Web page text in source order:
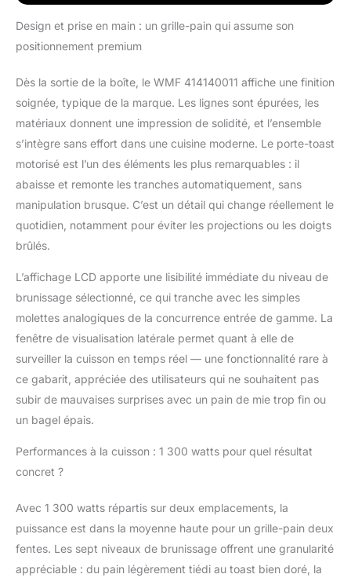
Design et prise en main : un grille-pain qui assume son
positionnement premium
Dès la sortie de la boîte, le WMF 414140011 affiche une finition
soignée, typique de la marque. Les lignes sont épurées, les
matériaux donnent une impression de solidité, et l’ensemble
s’intègre sans effort dans une cuisine moderne. Le porte-toast
motorisé est l’un des éléments les plus remarquables : il
abaisse et remonte les tranches automatiquement, sans
manipulation brusque. C’est un détail qui change réellement le
quotidien, notamment pour éviter les projections ou les doigts
brûlés.
L’affichage LCD apporte une lisibilité immédiate du niveau de
brunissage sélectionné, ce qui tranche avec les simples
molettes analogiques de la concurrence entrée de gamme. La
fenêtre de visualisation latérale permet quant à elle de
surveiller la cuisson en temps réel — une fonctionnalité rare à
ce gabarit, appréciée des utilisateurs qui ne souhaitent pas
subir de mauvaises surprises avec un pain de mie trop fin ou
un bagel épais.
Performances à la cuisson : 1 300 watts pour quel résultat
concret ?
Avec 1 300 watts répartis sur deux emplacements, la
puissance est dans la moyenne haute pour un grille-pain deux
fentes. Les sept niveaux de brunissage offrent une granularité
appréciable : du pain légèrement tiédi au toast bien doré, la